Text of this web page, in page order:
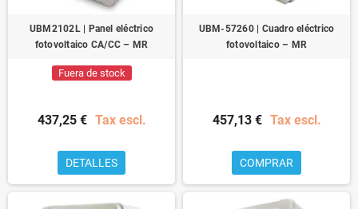
UBM2102L | Panel eléctrico
fotovoltaico CA/CC – MR
Fuera de stock
437,25 € Tax escl.
DETALLES
UBM-57260 | Cuadro eléctrico
fotovoltaico – MR
457,13 € Tax escl.
COMPRAR